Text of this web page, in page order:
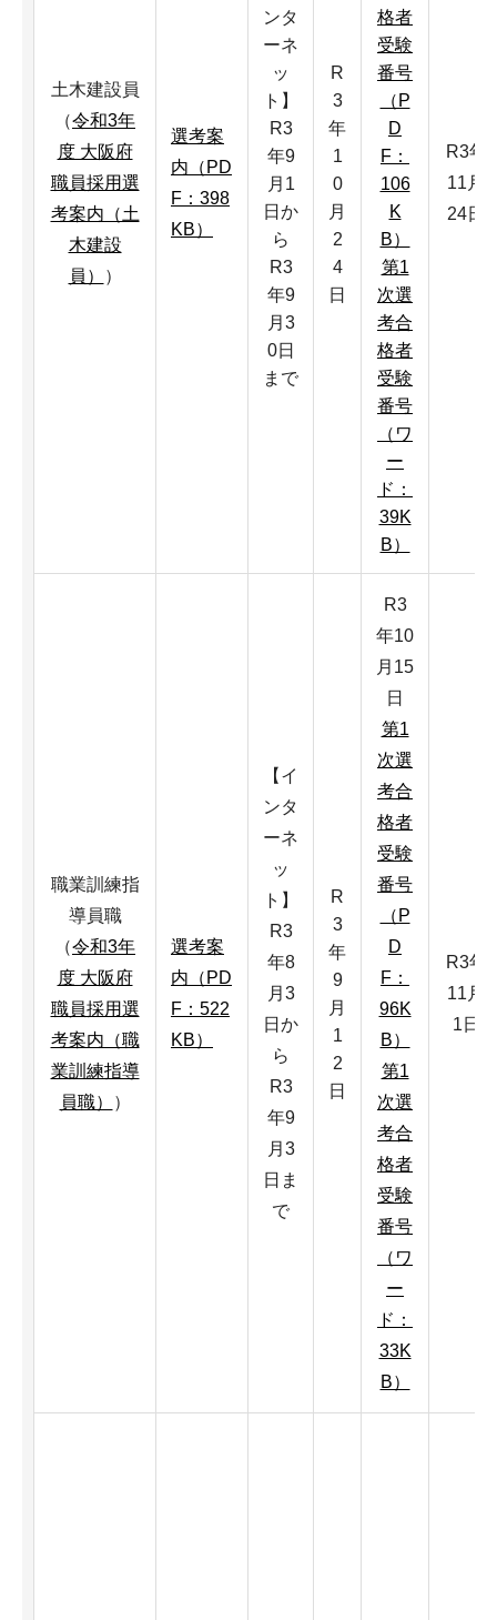
土木建設員
（令和3年
度 大阪府
職員採用選
考案内（土
木建設
員）
）
選考案
内（PD
F：398
KB）
ンタ
ーネ
ッ
ト】
R3
年9
月1
日か
ら
R3
年9
月3
0日
まで
R
3
年
1
0
月
2
4
日
格者
受験
番号
（P
D
F：
106
K
B）
第1
次選
考合
格者
受験
番号
（ワ
ー
ド：
39K
B）
R3年
11月
24日
職業訓練指
導員職
（令和3年
度 大阪府
職員採用選
考案内（職
業訓練指導
員職）
）
選考案
内（PD
F：522
KB）
【イ
ンタ
ーネ
ッ
ト】
R3
年8
月3
日か
ら
R3
年9
月3
日ま
で
R
3
年
9
月
1
2
日
R3
年10
月15
日
第1
次選
考合
格者
受験
番号
（P
D
F：
96K
B）
第1
次選
考合
格者
受験
番号
（ワ
ー
ド：
33K
B）
R3年
11月
1日